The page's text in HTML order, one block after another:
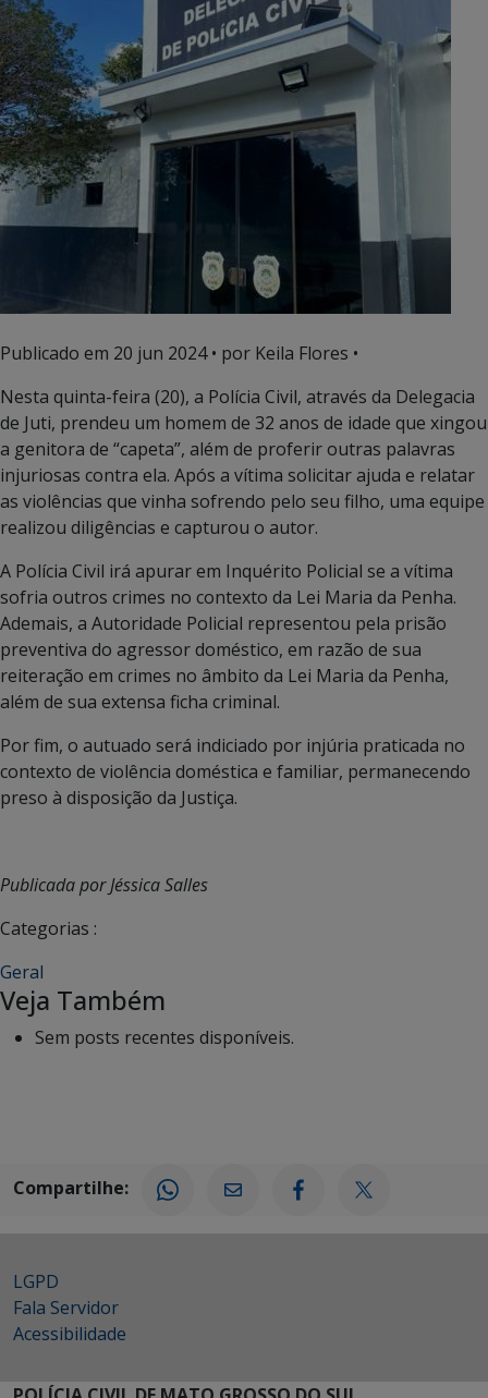
Publicado em 20 jun 2024• por Keila Flores •
Nesta quinta-feira (20), a Polícia Civil, através da Delegacia
de Juti, prendeu um homem de 32 anos de idade que xingou
a genitora de “capeta”, além de proferir outras palavras
injuriosas contra ela. Após a vítima solicitar ajuda e relatar
as violências que vinha sofrendo pelo seu filho, uma equipe
realizou diligências e capturou o autor.
A Polícia Civil irá apurar em Inquérito Policial se a vítima
sofria outros crimes no contexto da Lei Maria da Penha.
Ademais, a Autoridade Policial representou pela prisão
preventiva do agressor doméstico, em razão de sua
reiteração em crimes no âmbito da Lei Maria da Penha,
além de sua extensa ficha criminal.
Por fim, o autuado será indiciado por injúria praticada no
contexto de violência doméstica e familiar, permanecendo
preso à disposição da Justiça.
Publicada por Jéssica Salles
Categorias :
Geral
Veja Também
Sem posts recentes disponíveis.
Compartilhe:
LGPD
Fala Servidor
Acessibilidade